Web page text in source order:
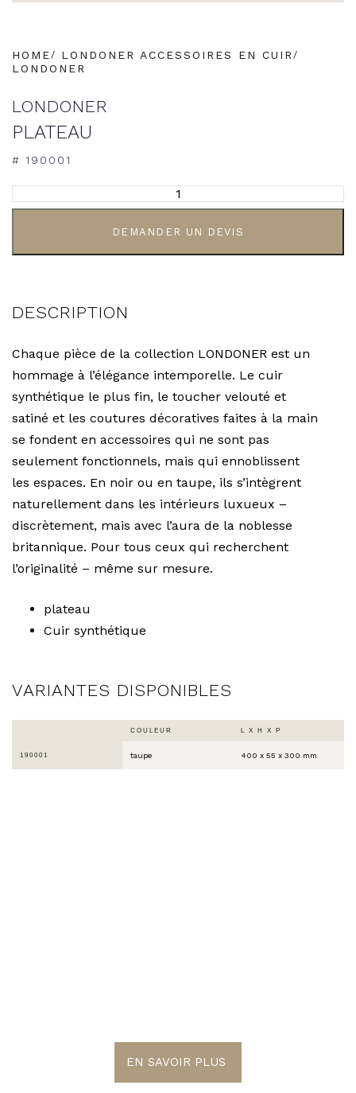
HOME
LONDONER ACCESSOIRES EN CUIR
LONDONER
LONDONER
PLATEAU
# 190001
DEMANDER UN DEVIS
DESCRIPTION
Chaque pièce de la collection LONDONER est un
hommage à l’élégance intemporelle. Le cuir
synthétique le plus fin, le toucher velouté et
satiné et les coutures décoratives faites à la main
se fondent en accessoires qui ne sont pas
seulement fonctionnels, mais qui ennoblissent
les espaces. En noir ou en taupe, ils s’intègrent
naturellement dans les intérieurs luxueux –
discrètement, mais avec l’aura de la noblesse
britannique. Pour tous ceux qui recherchent
l’originalité – même sur mesure.
plateau
Cuir synthétique
VARIANTES DISPONIBLES
COULEUR L X H X P
190001 taupe 400 x 55 x 300 mm
EN SAVOIR PLUS